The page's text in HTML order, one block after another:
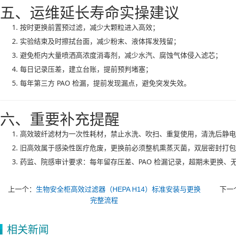
五、运维延长寿命实操建议
按时更换前置预过滤，减少大颗粒进入高效；
实验结束及时擦拭台面，减少粉末、液体挥发残留；
避免柜内大量喷洒高浓度消毒剂，减少水汽、腐蚀气体侵入滤芯；
每日记录压差，建立台账，提前预判堵塞；
每年第三方 PAO 检漏，提前发现漏点，避免突发失效。
六、重要补充提醒
高效玻纤滤材为一次性耗材，禁止水洗、吹扫、重复使用，清洗后静
旧高效属于感染性医疗危废，更换前必须整机熏蒸灭菌，双层密封打
药监、院感审计要求：每年留存压差、PAO 检漏记录，超期未更换、
上一个： 生物安全柜高效过滤器（HEPA H14）标准安装与更换
完整流程
下一
相关新闻